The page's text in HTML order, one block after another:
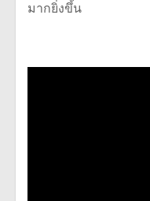
มากยิ่งขึ้น